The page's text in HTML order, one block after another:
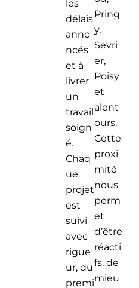
les
délais
anno
ncés
et à
livrer
un
travail
soign
é.
Chaq
ue
projet
est
suivi
avec
rigue
ur, du
premi
Pring
y,
Sevri
er,
Poisy
et
alent
ours.
Cette
proxi
mité
nous
perm
et
d’être
réacti
fs, de
mieu